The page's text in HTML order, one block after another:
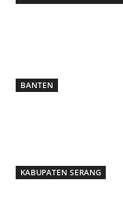
BANTEN
KABUPATEN SERANG